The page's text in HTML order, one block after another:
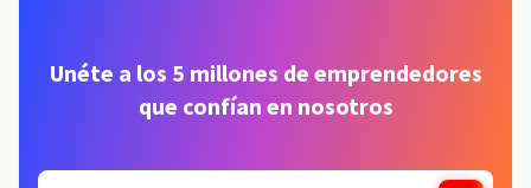
Unéte a los 5 millones de emprendedores
que confían en nosotros